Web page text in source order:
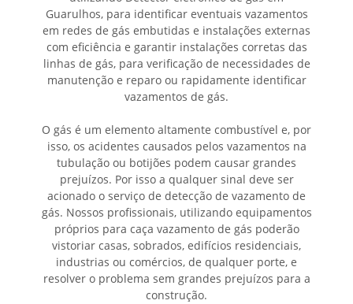
Guarulhos, para identificar eventuais vazamentos
em redes de gás embutidas e instalações externas
com eficiência e garantir instalações corretas das
linhas de gás, para verificação de necessidades de
manutenção e reparo ou rapidamente identificar
vazamentos de gás.
O gás é um elemento altamente combustível e, por
isso, os acidentes causados pelos vazamentos na
tubulação ou botijões podem causar grandes
prejuízos. Por isso a qualquer sinal deve ser
acionado o serviço de detecção de vazamento de
gás. Nossos profissionais, utilizando equipamentos
próprios para caça vazamento de gás poderão
vistoriar casas, sobrados, edifícios residenciais,
industrias ou comércios, de qualquer porte, e
resolver o problema sem grandes prejuízos para a
construção.